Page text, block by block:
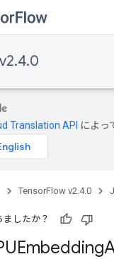
Translation API によっ
TensorFlow v2.4.0
ましたか？